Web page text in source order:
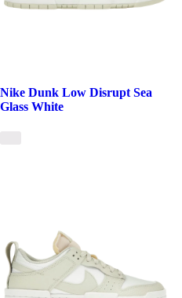
Nike Dunk Low Disrupt Sea
Glass White